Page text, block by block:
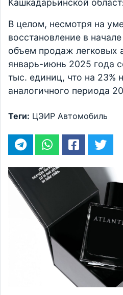
Кашкадарьинской
В целом, несмотря на
восстановление в
объем продаж легковых
январь-июнь 2025 года
тыс. единиц, что на 23%
аналогичного периода
Теги: ЦЭИР Автомобиль